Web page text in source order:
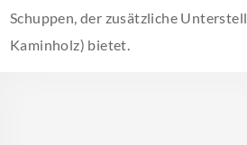
Schuppen, der zusätzliche
Kaminholz) bietet.